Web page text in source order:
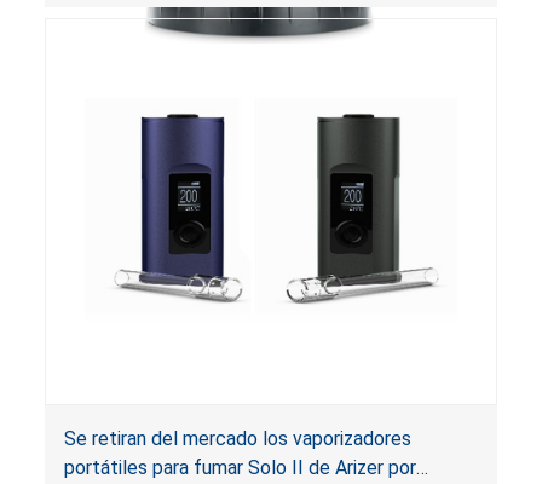
Se retiran del mercado los vaporizadores
portátiles para fumar Solo II de Arizer por